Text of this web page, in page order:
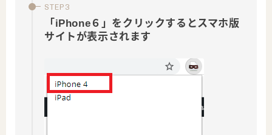
「iPhone６」をクリックするとスマホ版
サイトが表示されます